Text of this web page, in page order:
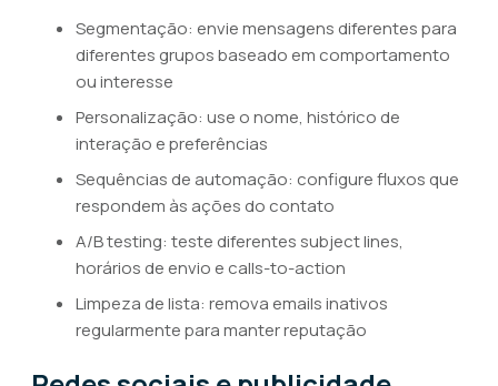
Segmentação: envie mensagens diferentes para
diferentes grupos baseado em comportamento
ou interesse
Personalização: use o nome, histórico de
interação e preferências
Sequências de automação: configure fluxos que
respondem às ações do contato
A/B testing: teste diferentes subject lines,
horários de envio e calls-to-action
Limpeza de lista: remova emails inativos
regularmente para manter reputação